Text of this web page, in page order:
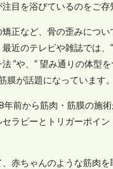
目を浴びているのをご存
正など、骨の歪みについ
近のテレビや雑誌では、
”や、“ 望み通りの体型
膜が話題になっています。
前から筋肉・筋膜の施術
ラピーとトリガーポイ
赤ちゃんのような筋肉を